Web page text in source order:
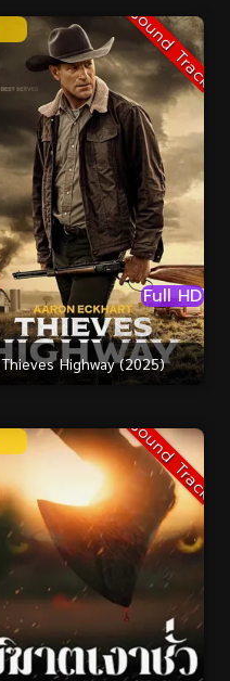
Sound Track
Full HD
Thieves Highway (2025)
Sound Track